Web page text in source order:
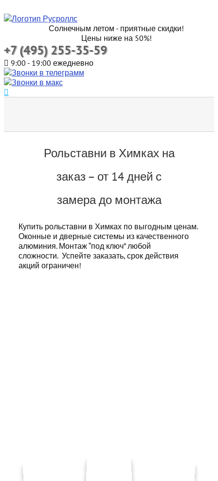
Солнечным летом - приятные скидки!
Цены ниже на 50%!
+7 (495) 255-35-59
9:00 - 19:00 ежедневно
Рольставни в Химках на
заказ – от 14 дней с
замера до монтажа
Купить рольставни в Химках по выгодным ценам.
Оконные и дверные системы из качественного
алюминия. Монтаж “под ключ” любой
сложности. Успейте заказать, срок действия
акций ограничен!